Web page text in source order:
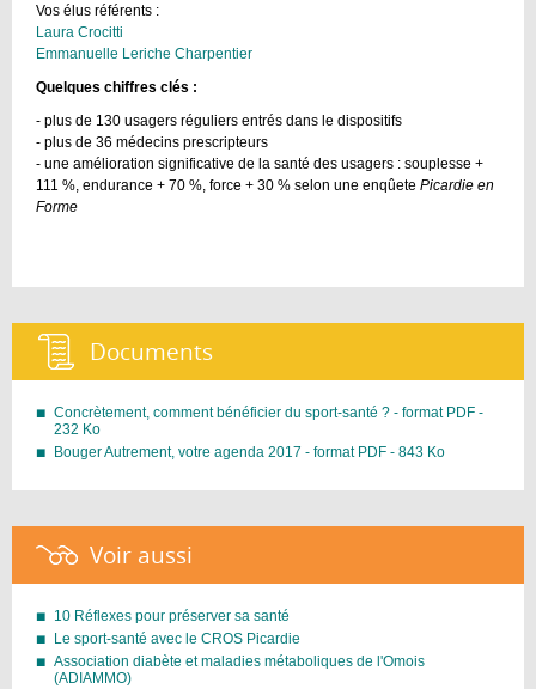
Vos élus référents :
Laura Crocitti
Emmanuelle Leriche Charpentier
Quelques chiffres clés :
- plus de 130 usagers réguliers entrés dans le dispositifs
- plus de 36 médecins prescripteurs
- une amélioration significative de la santé des usagers : souplesse +
111 %, endurance + 70 %, force + 30 % selon une enqûete Picardie en
Forme
Documents :
Concrètement, comment bénéficier du sport-santé ? - format PDF -
232 Ko
Bouger Autrement, votre agenda 2017 - format PDF - 843 Ko
Voir aussi :
10 Réflexes pour préserver sa santé
Le sport-santé avec le CROS Picardie
Association diabète et maladies métaboliques de l'Omois
(ADIAMMO)